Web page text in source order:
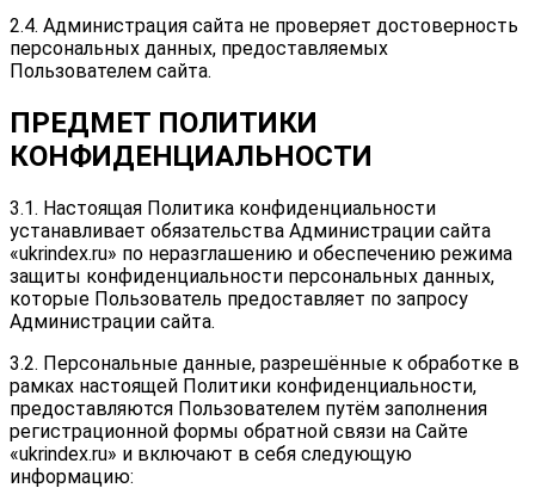
2.4. Администрация сайта не проверяет достоверность
персональных данных, предоставляемых
Пользователем сайта.
ПРЕДМЕТ ПОЛИТИКИ
КОНФИДЕНЦИАЛЬНОСТИ
3.1. Настоящая Политика конфиденциальности
устанавливает обязательства Администрации сайта
«ukrindex.ru» по неразглашению и обеспечению режима
защиты конфиденциальности персональных данных,
которые Пользователь предоставляет по запросу
Администрации сайта.
3.2. Персональные данные, разрешённые к обработке в
рамках настоящей Политики конфиденциальности,
предоставляются Пользователем путём заполнения
регистрационной формы обратной связи на Сайте
«ukrindex.ru» и включают в себя следующую
информацию: